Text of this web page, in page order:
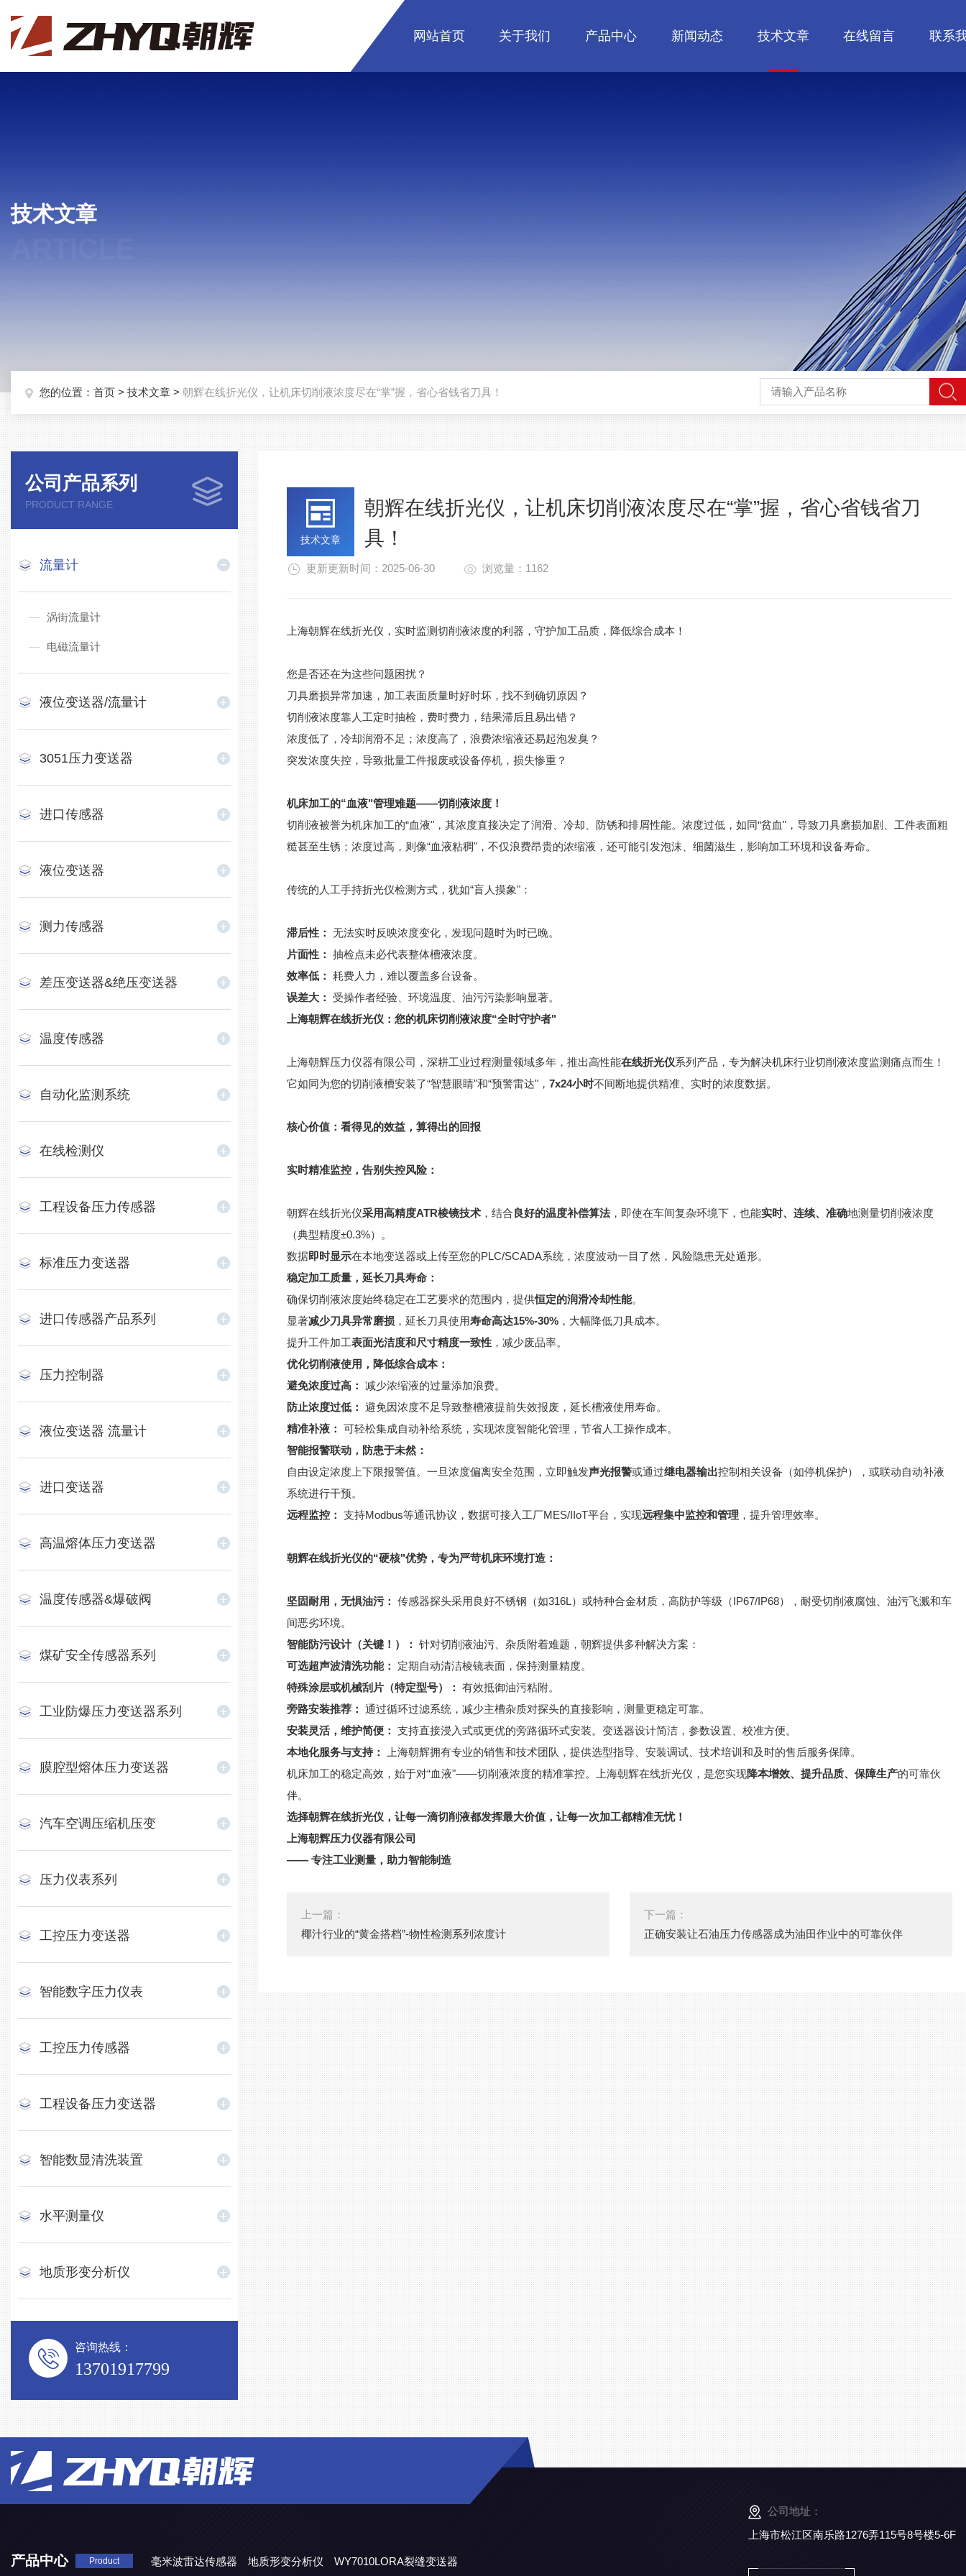
网站首页 关于我们 产品中心 新闻动态 技术文章 在线留言 联系
技术文章
您的位置： 首页 > 技术文章 > 朝辉在线折光仪，让机床切削液浓度尽在“掌”握，省心省钱省刀具！
公司产品系列
PRODUCT RANGE
流量计
涡街流量计
电磁流量计
液位变送器/流量计
3051压力变送器
进口传感器
液位变送器
测力传感器
差压变送器&绝压变送器
温度传感器
自动化监测系统
在线检测仪
工程设备压力传感器
标准压力变送器
进口传感器产品系列
压力控制器
液位变送器 流量计
进口变送器
高温熔体压力变送器
温度传感器&爆破阀
煤矿安全传感器系列
工业防爆压力变送器系列
膜腔型熔体压力变送器
汽车空调压缩机压变
压力仪表系列
工控压力变送器
智能数字压力仪表
工控压力传感器
工程设备压力变送器
智能数显清洗装置
水平测量仪
地质形变分析仪
咨询热线：
13701917799
技术文章
朝辉在线折光仪，让机床切削液浓度尽在“掌”握，省心省钱省刀
具！
更新更新时间：2025-06-30 浏览量：1162
上海朝辉在线折光仪，实时监测切削液浓度的利器，守护加工品质，降低综合成本！
您是否还在为这些问题困扰？
刀具磨损异常加速，加工表面质量时好时坏，找不到确切原因？
切削液浓度靠人工定时抽检，费时费力，结果滞后且易出错？
浓度低了，冷却润滑不足；浓度高了，浪费浓缩液还易起泡发臭？
突发浓度失控，导致批量工件报废或设备停机，损失惨重？
机床加工的“血液"管理难题——切削液浓度！
切削液被誉为机床加工的“血液"，其浓度直接决定了润滑、冷却、防锈和排屑性能。浓度过低，如同“贫血"，导致刀具磨损加剧、工件表面粗
糙甚至生锈；浓度过高，则像“血液粘稠"，不仅浪费昂贵的浓缩液，还可能引发泡沫、细菌滋生，影响加工环境和设备寿命。
传统的人工手持折光仪检测方式，犹如“盲人摸象"：
滞后性： 无法实时反映浓度变化，发现问题时为时已晚。
片面性： 抽检点未必代表整体槽液浓度。
效率低： 耗费人力，难以覆盖多台设备。
误差大：
受操作者经验、环境温度、油污污染影响显著。
上海朝辉在线折光仪：您的机床切削液浓度“全时守护者"
上海朝辉压力仪器有限公司，深耕工业过程测量领域多年，推出高性能在线折光仪系列产品，专为解决机床行业切削液浓度监测痛点而生！
它如同为您的切削液槽安装了“智慧眼睛"和“预警雷达"，7x24小时不间断地提供精准、实时的浓度数据。
核心价值：看得见的效益，算得出的回报
实时精准监控，告别失控风险：
朝辉在线折光仪采用高精度ATR棱镜技术 ，结合良好的温度补偿算法，即使在车间复杂环境下，也能实时、连续、准确地测量切削液浓度
（典型精度±0.3%）。
数据即时显示在本地变送器或上传至您的PLC/SCADA系统，浓度波动一目了然，风险隐患无处遁形。
稳定加工质量，延长刀具寿命：
确保切削液浓度始终稳定在工艺要求的范围内，提供恒定的润滑冷却性能。
显著减少刀具异常磨损 ，延长刀具使用寿命高达15%-30% ，大幅降低刀具成本。
提升工件加工表面光洁度和尺寸精度一致性 ，减少废品率。
优化切削液使用，降低综合成本：
避免浓度过高： 减少浓缩液的过量添加浪费。
防止浓度过低： 避免因浓度不足导致整槽液提前失效报废，延长槽液使用寿命。
精准补液： 可轻松集成自动补给系统，实现浓度智能化管理，节省人工操作成本。
智能报警联动，防患于未然：
自由设定浓度上下限报警值。一旦浓度偏离安全范围，立即触发声光报警或通过继电器输出控制相关设备（如停机保护），或联动自动补液
系统进行干预。
远程监控：支持Modbus等通讯协议，数据可接入工厂MES/IIoT平台，实现远程集中监控和管理 ，提升管理效率。
朝辉在线折光仪的“硬核"优势，专为严苛机床环境打造：
坚固耐用，无惧油污： 传感器探头采用良好不锈钢（如316L）或特种合金材质，高防护等级（IP67/IP68），耐受切削液腐蚀、油污飞溅和车
间恶劣环境。
智能防污设计（关键！）： 针对切削液油污、杂质附着难题，朝辉提供多种解决方案：
可选超声波清洗功能：
定期自动清洁棱镜表面，保持测量精度。
特殊涂层或机械刮片（特定型号）： 有效抵御油污粘附。
旁路安装推荐： 通过循环过滤系统，减少主槽杂质对探头的直接影响，测量更稳定可靠。
安装灵活，维护简便： 支持直接浸入式或更优的旁路循环式安装。变送器设计简洁，参数设置、校准方便。
本地化服务与支持：
上海朝辉拥有专业的销售和技术团队，提供选型指导、安装调试、技术培训和及时的售后服务保障。
机床加工的稳定高效，始于对“血液"——切削液浓度的精准掌控。上海朝辉在线折光仪，是您实现降本增效、提升品质、保障生产的可靠伙
伴。
选择朝辉在线折光仪，让每一滴切削液都发挥最大价值，让每一次加工都精准无忧！
上海朝辉压力仪器有限公司
—— 专注工业测量，助力智能制造
上一篇：
椰汁行业的“黄金搭档”-物性检测系列浓度计
下一篇：
正确安装让石油压力传感器成为油田作业中的可靠伙伴
产品中心 Product 毫米波雷达传感器 地质形变分析仪
WY7010LORA裂缝变送器
公司地址：
上海市松江区南乐路1276弄115号8号楼5-6F